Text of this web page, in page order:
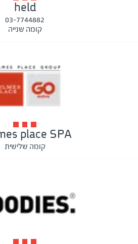
held
03-7744882
קומה שנייה
place SPA
קומה שלישית